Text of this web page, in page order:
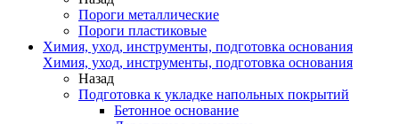
Пороги металлические
Пороги пластиковые
Химия, уход, инструменты, подготовка основания
Химия, уход, инструменты, подготовка основания
Назад
Подготовка к укладке напольных покрытий
Бетонное основание